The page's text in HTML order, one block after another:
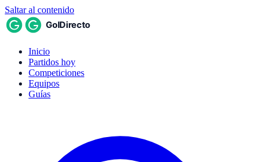
Saltar al contenido
Inicio
Partidos hoy
Competiciones
Equipos
Guías